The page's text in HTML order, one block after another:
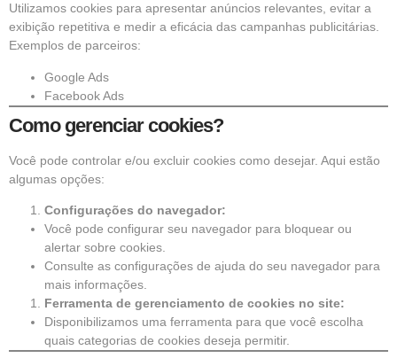
Utilizamos cookies para apresentar anúncios relevantes, evitar a
exibição repetitiva e medir a eficácia das campanhas publicitárias.
Exemplos de parceiros:
Google Ads
Facebook Ads
Como gerenciar cookies?
Você pode controlar e/ou excluir cookies como desejar. Aqui estão
algumas opções:
Configurações do navegador:
Você pode configurar seu navegador para bloquear ou
alertar sobre cookies.
Consulte as configurações de ajuda do seu navegador para
mais informações.
Ferramenta de gerenciamento de cookies no site:
Disponibilizamos uma ferramenta para que você escolha
quais categorias de cookies deseja permitir.